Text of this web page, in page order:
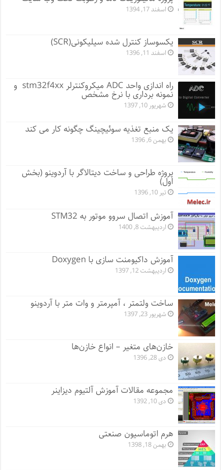
اسفند 17, 1394
یکسوساز کنترل شده سیلیکونی(SCR)
اسفند 11, 1396
راه اندازی واحد ADC میکروکنترلر stm32f4xx و
نمونه برداری با نرخ مشخص
شهریور 10, 1397
یک منبع تغذیه سوئیچینگ چگونه کار می کند
بهمن 6, 1396
پروژه طراحی و ساخت دیتالاگر با آردوینو (بخش
اول)
تیر 10, 1396
آموزش اتصال سروو موتور به STM32
اردیبهشت 8, 1400
آموزش داکیومنت سازی با Doxygen
اردیبهشت 12, 1397
ساخت ولتمتر ، آمپرمتر و وات متر با آردوینو
شهریور 23, 1397
خازن‌های متغیر – انواع خازن‌ها
دی 28, 1396
مجموعه مقالات آموزش آلتیوم دیزاینر
دی 10, 1392
هرم اتوماسیون صنعتی
بهمن 18, 1398